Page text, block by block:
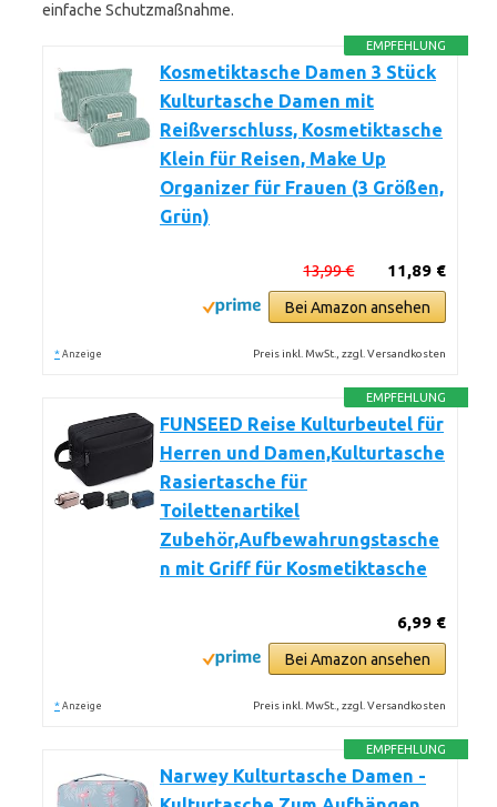
einfache Schutzmaßnahme.
EMPFEHLUNG
Kosmetiktasche Damen 3 Stück
Kulturtasche Damen mit
Reißverschluss, Kosmetiktasche
Klein für Reisen, Make Up
Organizer für Frauen (3 Größen,
Grün)
11,89 €
13,99 €
Bei Amazon ansehen
* Anzeige Preis inkl. MwSt., zzgl. Versandkosten
EMPFEHLUNG
FUNSEED Reise Kulturbeutel für
Herren und Damen,Kulturtasche
Rasiertasche für
Toilettenartikel
Zubehör,Aufbewahrungstasche
n mit Griff für Kosmetiktasche
6,99 €
Bei Amazon ansehen
* Anzeige Preis inkl. MwSt., zzgl. Versandkosten
EMPFEHLUNG
Narwey Kulturtasche Damen -